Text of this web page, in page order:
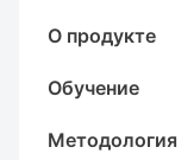
О продукте
Обучение
Методология